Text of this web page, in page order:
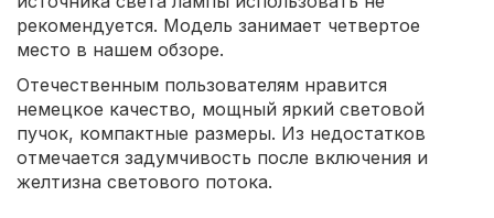
рекомендуется. Модель занимает четвертое
место в нашем обзоре.
Отечественным пользователям нравится
немецкое качество, мощный яркий световой
пучок, компактные размеры. Из недостатков
отмечается задумчивость после включения и
желтизна светового потока.